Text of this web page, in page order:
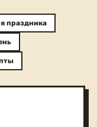
праздника